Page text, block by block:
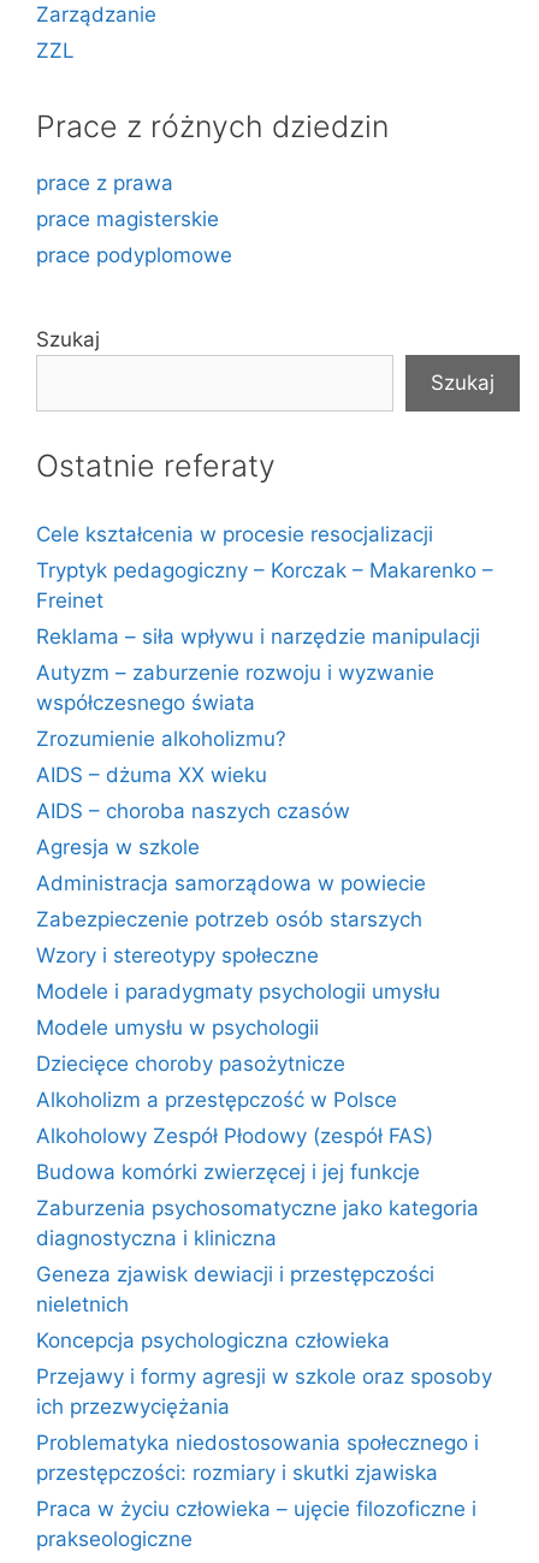
Zarządzanie
ZZL
Prace z różnych dziedzin
prace z prawa
prace magisterskie
prace podyplomowe
Szukaj
Szukaj
Ostatnie referaty
Cele kształcenia w procesie resocjalizacji
Tryptyk pedagogiczny – Korczak – Makarenko –
Freinet
Reklama – siła wpływu i narzędzie manipulacji
Autyzm – zaburzenie rozwoju i wyzwanie
współczesnego świata
Zrozumienie alkoholizmu?
AIDS – dżuma XX wieku
AIDS – choroba naszych czasów
Agresja w szkole
Administracja samorządowa w powiecie
Zabezpieczenie potrzeb osób starszych
Wzory i stereotypy społeczne
Modele i paradygmaty psychologii umysłu
Modele umysłu w psychologii
Dziecięce choroby pasożytnicze
Alkoholizm a przestępczość w Polsce
Alkoholowy Zespół Płodowy (zespół FAS)
Budowa komórki zwierzęcej i jej funkcje
Zaburzenia psychosomatyczne jako kategoria
diagnostyczna i kliniczna
Geneza zjawisk dewiacji i przestępczości
nieletnich
Koncepcja psychologiczna człowieka
Przejawy i formy agresji w szkole oraz sposoby
ich przezwyciężania
Problematyka niedostosowania społecznego i
przestępczości: rozmiary i skutki zjawiska
Praca w życiu człowieka – ujęcie filozoficzne i
prakseologiczne